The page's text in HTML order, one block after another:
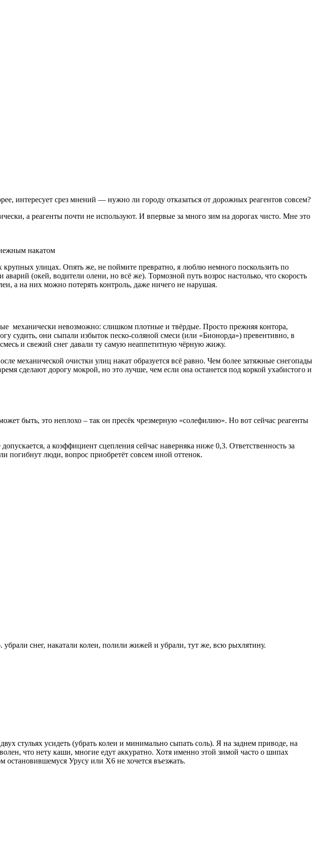
интересует срез мнений — нужно ли городу отказаться от дорожных реагентов совсем?
а реагенты почти не используют. И впервые за много зим на дорогах чисто. Мне это
накатом
крупных улицах. Опять же, не поймите превратно, я люблю немного поскользить по
(окей, водители олени, но всё же). Тормозной путь возрос настолько, что скорость
а на них можно потерять контроль, даже ничего не нарушая.
механически невозможно: слишком плотные и твёрдые. Просто прежняя контора,
судить, они сыпали избыток песко-соляной смеси (или «Бионорда») превентивно, в
смесь и свежий снег давали ту самую неаппетитную чёрную жижу.
механической очистки улиц накат образуется всё равно. Чем более затяжные снегопады
сделают дорогу мокрой, но это лучше, чем если она останется под коркой ухабистого и
быть, это неплохо – так он пресёк чрезмерную «солефилию». Но вот сейчас реагенты
а коэффициент сцепления сейчас наверняка ниже 0,3. Ответственность за
люди, вопрос приобретёт совсем иной оттенок.
снег, накатали колеи, полили жижей и убрали, тут же, всю рыхлятину.
стульях усидеть (убрать колеи и минимально сыпать соль). Я на заднем приводе, на
что нету каши, многие едут аккуратно. Хотя именно этой зимой часто о шипах
Урусу или Х6 не хочется въезжать.